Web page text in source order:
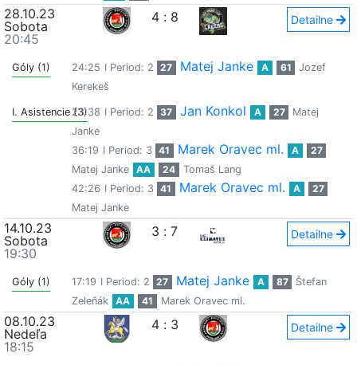
28.10.23
Sobota
20:45
4 : 8 Detailne
Góly (1) 24:25 I Period: 2 27 Matej Janke A 61
Jozef
Kerekeš
I. Asistencie (3)23:38 I Period: 2 37 Jan Konkol A 27
Matej
Janke
36:19 I Period: 3 41 Marek Oravec ml. A
27
Matej Janke
AA 24
Tomaš Lang
42:26 I Period: 3 41 Marek Oravec ml. A
27
Matej Janke
14.10.23
Sobota
19:30
3 : 7 Detailne
Góly (1) 17:19 I Period: 2 27 Matej Janke A 87
Štefan
Zeleňák
AA 41 Marek Oravec ml.
08.10.23
Nedeľa
18:15
4 : 3 Detailne